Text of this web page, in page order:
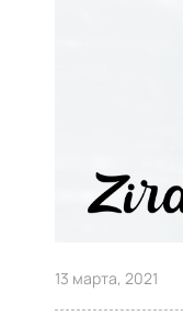
13 марта, 2021